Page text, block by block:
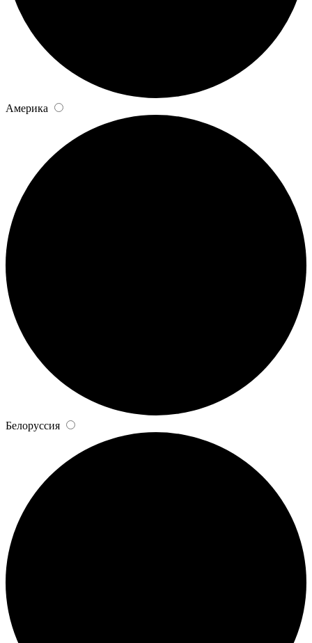
Америка
Белоруссия